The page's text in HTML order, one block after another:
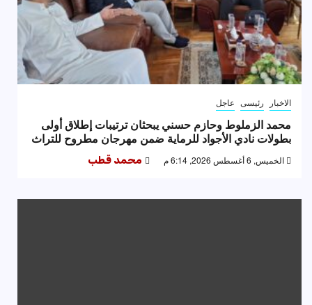
الاخبار رئيسى عاجل
محمد الزملوط وحازم حسني يبحثان ترتيبات إطلاق أولى
بطولات نادي الأجواد للرماية ضمن مهرجان مطروح للتراث
الخميس, 6 أغسطس 2026, 6:14 م محمد قطب